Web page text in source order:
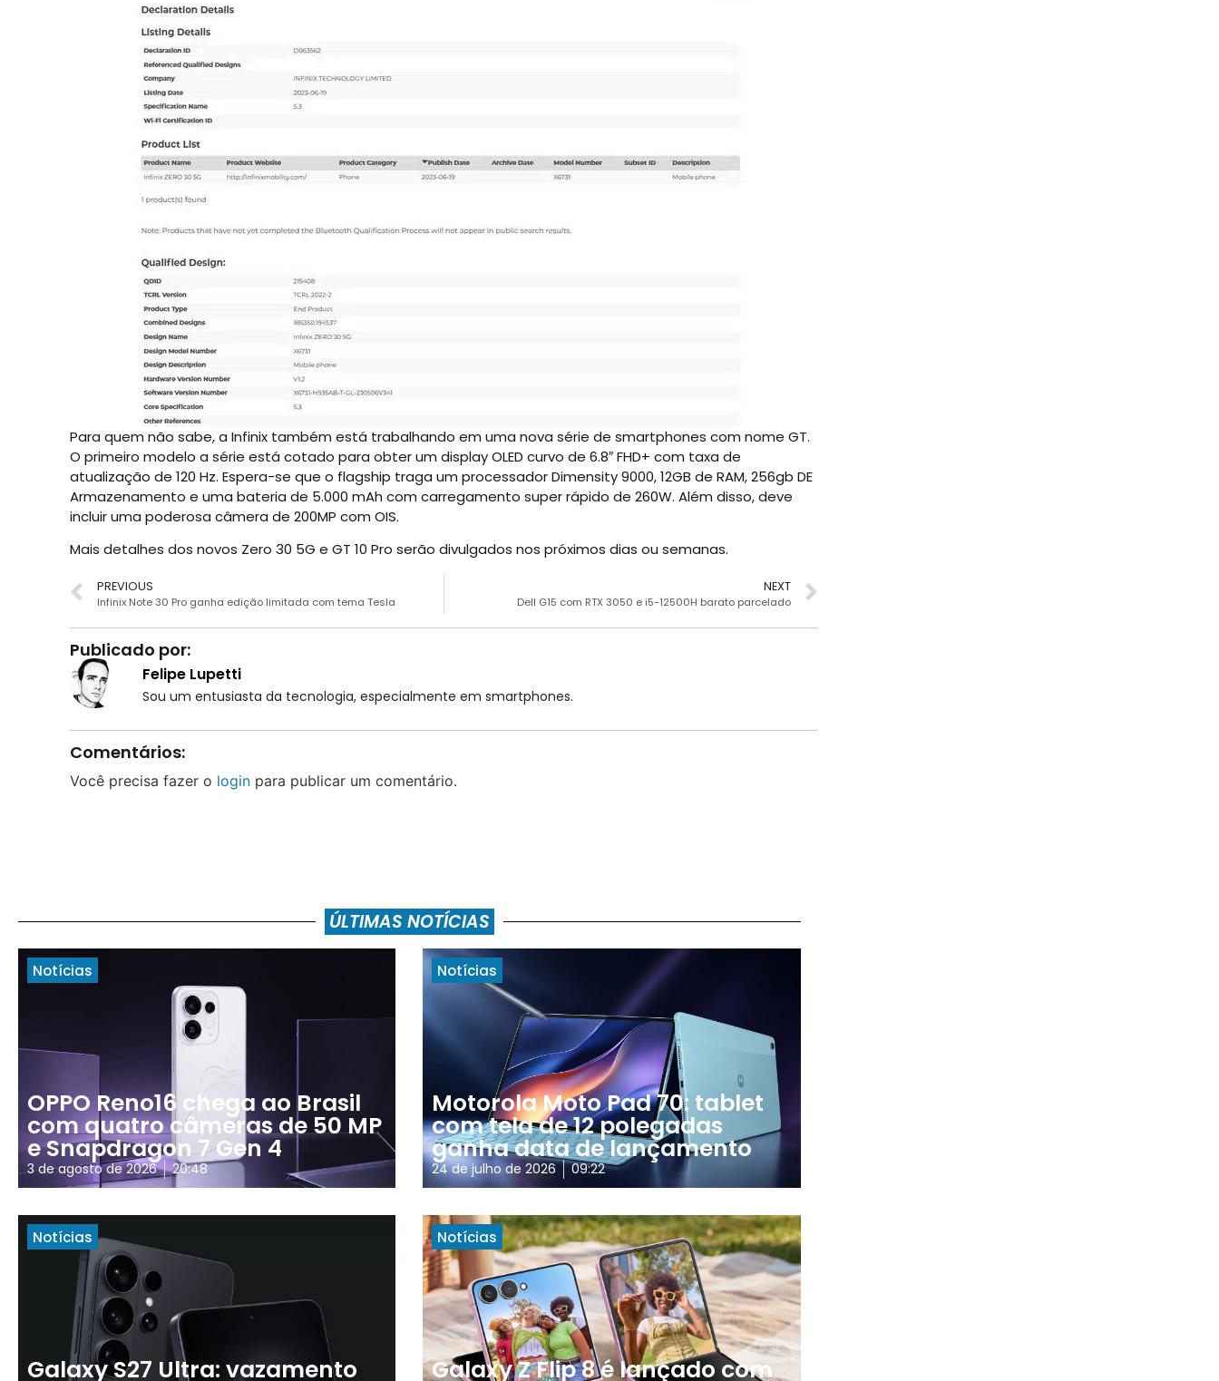
Para quem não sabe, a Infinix também está trabalhando em uma nova série de smartphones com nome GT.
O primeiro modelo a série está cotado para obter um display OLED curvo de 6.8″ FHD+ com taxa de
atualização de 120 Hz. Espera-se que o flagship traga um processador Dimensity 9000, 12GB de RAM, 256gb DE
Armazenamento e uma bateria de 5.000 mAh com carregamento super rápido de 260W. Além disso, deve
incluir uma poderosa câmera de 200MP com OIS.
Mais detalhes dos novos Zero 30 5G e GT 10 Pro serão divulgados nos próximos dias ou semanas.
PREVIOUS
Infinix Note 30 Pro ganha edição limitada com tema Tesla
NEXT
Dell G15 com RTX 3050 e i5-12500H barato parcelado
Publicado por:
Felipe Lupetti
Sou um entusiasta da tecnologia, especialmente em smartphones.
Comentários:
Você precisa fazer o loginpara publicar um comentário.
ÚLTIMAS NOTÍCIAS
Notícias
OPPO Reno16 chega ao Brasil
com quatro câmeras de 50 MP
e Snapdragon 7 Gen 4
3 de agosto de 2026 20:48
Notícias
Motorola Moto Pad 70: tablet
com tela de 12 polegadas
ganha data de lançamento
24 de julho de 2026 09:22
Notícias
Galaxy S27 Ultra: vazamento
Notícias
Galaxy Z Flip 8 é lançado com